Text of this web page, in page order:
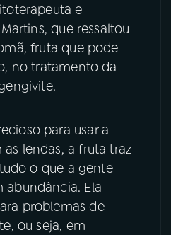
Facebook
e
que ressaltou
fruta que pode
no tratamento da
para usar a
lendas, a fruta traz
o que a gente
abundância. Ela
problemas de
ou seja, em